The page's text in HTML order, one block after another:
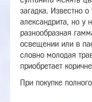
загадка. Известно
александрита, но у
разнообразная
освещении или в
словно молодая
приобретает
При покупке